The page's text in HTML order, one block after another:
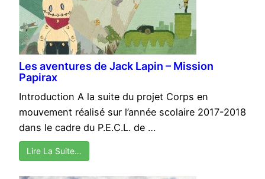
Les aventures de Jack Lapin – Mission
Papirax
Introduction A la suite du projet Corps en
mouvement réalisé sur l’année scolaire 2017-2018
dans le cadre du P.E.C.L. de …
Lire La Suite…